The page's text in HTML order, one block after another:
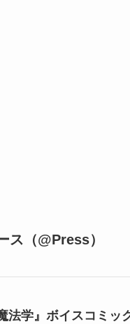
ス（@Press）
法学』ボイスコミッ